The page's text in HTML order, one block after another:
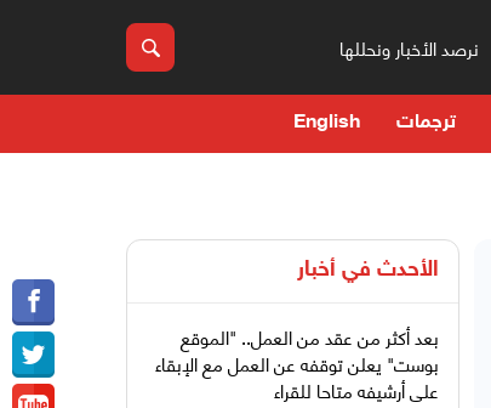
نرصد الأخبار ونحللها
ترجمات English
الأحدث في أخبار
بعد أكثر من عقد من العمل.. "الموقع
بوست" يعلن توقفه عن العمل مع الإبقاء
على أرشيفه متاحا للقراء